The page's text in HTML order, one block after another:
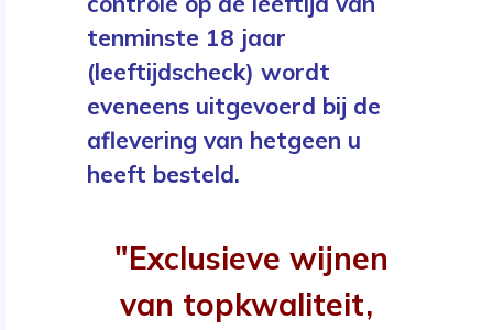
tenminste 18 jaar
(leeftijdscheck) wordt
eveneens uitgevoerd bij de
aflevering van hetgeen u
heeft besteld.
"Exclusieve wijnen
van topkwaliteit,